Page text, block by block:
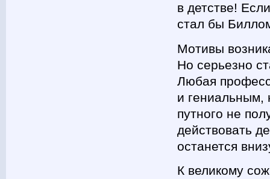
в детстве!
стал бы
Мотивы
Но серьезно
Любая
и гениальным,
путного не
действовать
останется
К великому